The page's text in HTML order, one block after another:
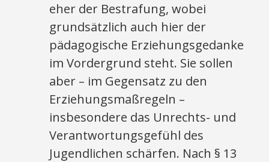
eher der Bestrafung, wobei
grundsätzlich auch hier der
pädagogische Erziehungsgedanke
im Vordergrund steht. Sie sollen
aber – im Gegensatz zu den
Erziehungsmaßregeln –
insbesondere das Unrechts- und
Verantwortungsgefühl des
Jugendlichen schärfen. Nach § 13